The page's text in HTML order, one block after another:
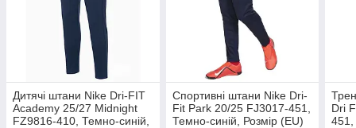
Дитячі штани Nike Dri-FIT
Academy 25/27 Midnight
FZ9816-410, Темно-синій,
Спортивні штани Nike Dri-
Fit Park 20/25 FJ3017-451,
Темно-синій, Розмір (EU)
Dri
451,